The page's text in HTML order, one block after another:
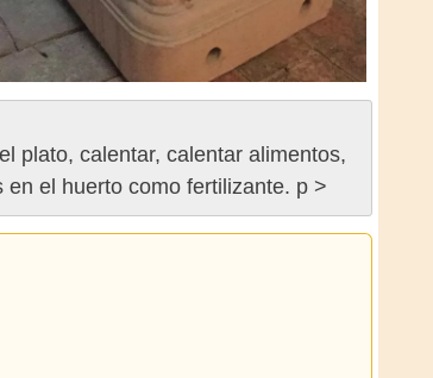
plato, calentar, calentar alimentos,
el huerto como fertilizante. p >